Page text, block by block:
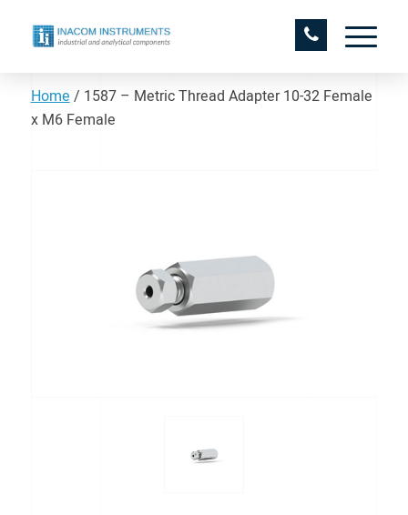
Home / 1587 – Metric Thread Adapter 10-32 Female
x M6 Female